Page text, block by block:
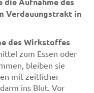
Verdauungstrakt in
des Wirkstoffes
zum Essen oder
bleiben sie
mit zeitlicher
ins Blut. Vor